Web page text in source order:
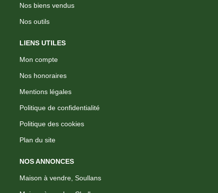
Nos biens vendus
Nos outils
LIENS UTILES
Mon compte
Nos honoraires
Mentions légales
Politique de confidentialité
Politique des cookies
Plan du site
NOS ANNONCES
Maison à vendre, Soullans